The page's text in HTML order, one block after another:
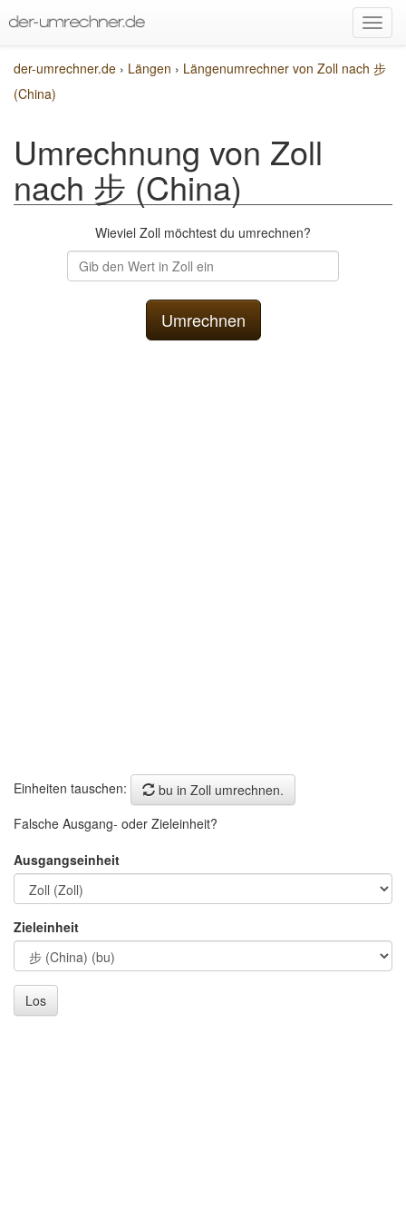
der-umrechner.de › Längen › Längenumrechner von Zoll nach 步
(China)
Umrechnung von Zoll
nach 步 (China)
Wieviel Zoll möchtest du umrechnen?
Einheiten tauschen:
bu in Zoll umrechnen.
Falsche Ausgang- oder Zieleinheit?
Ausgangseinheit
Zieleinheit
Los